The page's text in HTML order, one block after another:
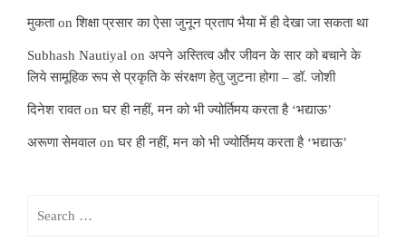
मुकताonशिक्षा प्रसार का ऐसा जुनून प्रताप भैया में ही देखा जा सकता था
Subhash Nautiyal on अपने अस्तित्व और जीवन के सार को बचाने के
लिये सामूहिक रूप से प्रकृति के संरक्षण हेतु जुटना होगा – डॉ. जोशी
दिनेश रावतonघर ही नहीं, मन को भी ज्योर्तिमय करता है ‘भद्याऊ’
अरूणा सेमवाल onघर ही नहीं, मन को भी ज्योर्तिमय करता है ‘भद्याऊ’